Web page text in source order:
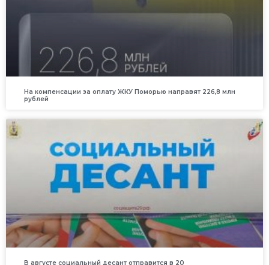
На компенсации за оплату ЖКУ Поморью направят 226,8 млн
рублей
В августе социальный десант отправится в 20